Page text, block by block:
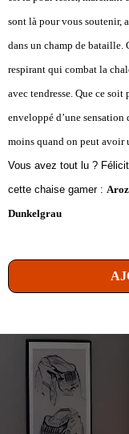
sont là pour vous soutenir,
dans un champ de bataille.
respirant qui combat la
avec tendresse. Que ce
enveloppé d’une
moins quand on peut avoir
Vous avez tout lu ?
cette chaise gamer :
Dunkelgrau